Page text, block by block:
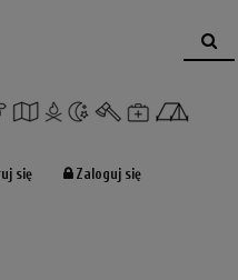
się Zaloguj się